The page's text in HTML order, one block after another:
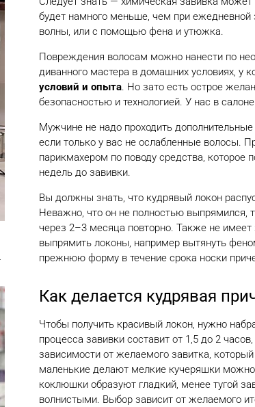
будет намного меньше, чем при ежедневной
волны, или с помощью фена и утюжка.
Повреждения волосам можно нанести по
диванного мастера в домашних условиях, у
условий и опыта. Но зато есть острое
безопасностью и технологией. У нас в
Мужчине не надо проходить
если только у вас не ослабленные волосы.
парикмахером по поводу средства, которое
недель до завивки.
Вы должны знать, что кудрявый локон
Неважно, что он не полностью выпрямился,
через 2–3 месяца повторно. Также не
выпрямить локоны, например вытянуть
прежнюю форму в течение срока носки
Как делается кудрявая
Чтобы получить красивый локон, нужно
процесса завивки составит от 1,5 до 2
зависимости от желаемого завитка,
маленькие делают мелкие кучеряшки
коклюшки образуют гладкий, менее тугой
волнистыми. Выбор зависит от желаемого